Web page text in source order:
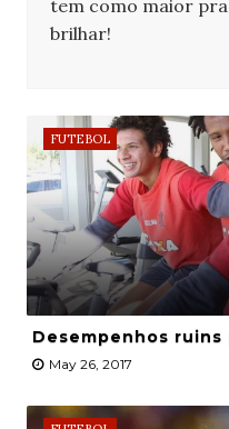
tem como maior
brilhar!
FUTEBOL
Desempenhos
May 26, 2017